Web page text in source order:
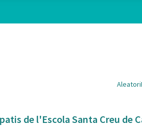
Aleatori
de l'Escola Santa Creu de